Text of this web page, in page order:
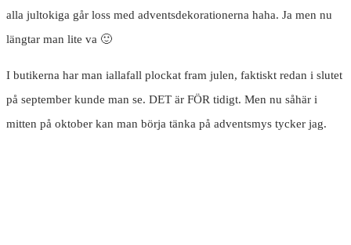
alla jultokiga går loss med adventsdekorationerna haha. Ja men nu
längtar man lite va 🙂
I butikerna har man iallafall plockat fram julen, faktiskt redan i slutet
på september kunde man se. DET är FÖR tidigt. Men nu såhär i
mitten på oktober kan man börja tänka på adventsmys tycker jag.